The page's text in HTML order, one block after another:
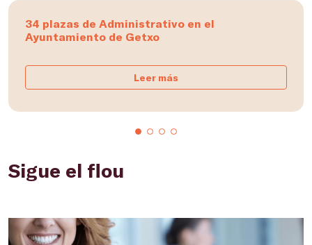
34 plazas de Administrativo en el
Ayuntamiento de Getxo
Leer más
Sigue el flou